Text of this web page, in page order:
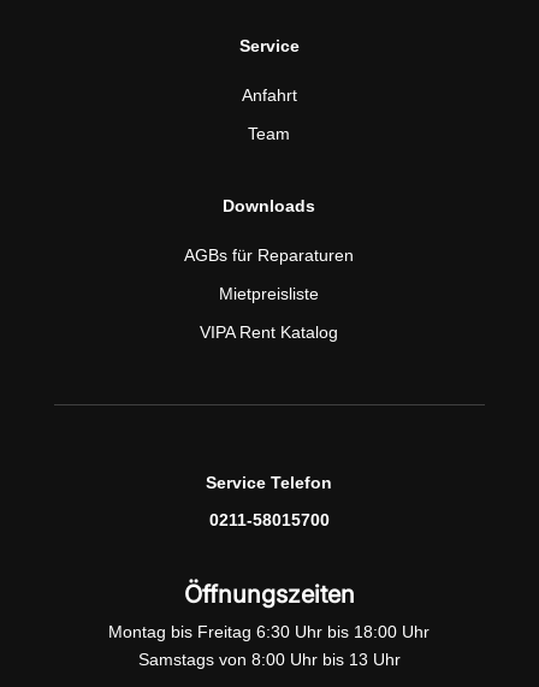
Service
Anfahrt
Team
Downloads
AGBs für Reparaturen
Mietpreisliste
VIPA Rent Katalog
Service Telefon
0211-58015700
Öffnungszeiten
Montag bis Freitag 6:30 Uhr bis 18:00 Uhr
Samstags von 8:00 Uhr bis 13 Uhr